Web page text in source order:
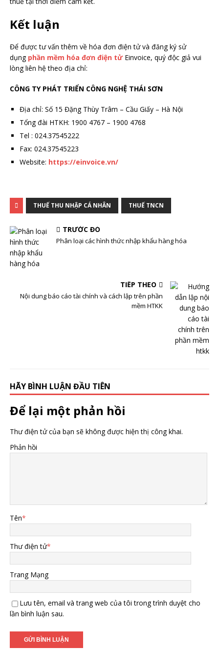
Kết luận
Để được tư vấn thêm về hóa đơn điện tử và đăng ký sử
dụng phần mềm hóa đơn điện tửEinvoice, quý độc giả vui
lòng liên hệ theo địa chỉ:
CÔNG TY PHÁT TRIỂN CÔNG NGHỆ THÁI SƠN
Địa chỉ: Số 15 Đặng Thùy Trâm – Cầu Giấy – Hà Nội
Tổng đài HTKH: 1900 4767 – 1900 4768
Tel : 024.37545222
Fax: 024.37545223
Website: https://einvoice.vn/
THUẾ THU NHẬP CÁ NHÂN THUẾ TNCN
TRƯỚC ĐÓ
Phân loại các hình thức nhập khẩu hàng hóa
TIẾP THEO
Nội dung báo cáo tài chính và cách lập trên phần
mềm HTKK
HÃY BÌNH LUẬN ĐẦU TIÊN
Để lại một phản hồi
Thư điện tử của bạn sẽ không được hiện thị công khai.
Phản hồi
Tên*
Thư điện tử*
Trang Mạng
Lưu tên, email và trang web của tôi trong trình duyệt cho
lần bình luận sau.